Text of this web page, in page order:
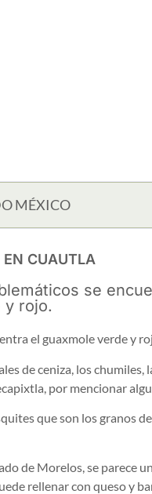
MÉXICO
EN CUAUTLA
se
y rojo.
el guaxmole verde y
de ceniza, los
por mencionar
que son los granos
de Morelos, se parece
rellenar con queso y